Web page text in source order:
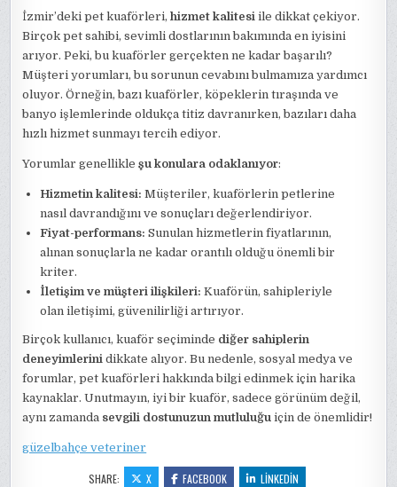
İzmir’deki pet kuaförleri,hizmet kalitesi ile dikkat çekiyor.
Birçok pet sahibi, sevimli dostlarının bakımında en iyisini
arıyor. Peki, bu kuaförler gerçekten ne kadar başarılı?
Müşteri yorumları, bu sorunun cevabını bulmamıza yardımcı
oluyor. Örneğin, bazı kuaförler, köpeklerin tıraşında ve
banyo işlemlerinde oldukça titiz davranırken, bazıları daha
hızlı hizmet sunmayı tercih ediyor.
Yorumlar genellikleşu konulara odaklanıyor:
Hizmetin kalitesi: Müşteriler, kuaförlerin petlerine
nasıl davrandığını ve sonuçları değerlendiriyor.
Fiyat-performans: Sunulan hizmetlerin fiyatlarının,
alınan sonuçlarla ne kadar orantılı olduğu önemli bir
kriter.
İletişim ve müşteri ilişkileri: Kuaförün, sahipleriyle
olan iletişimi, güvenilirliği artırıyor.
Birçok kullanıcı, kuaför seçiminde diğer sahiplerin
deneyimlerini dikkate alıyor. Bu nedenle, sosyal medya ve
forumlar, pet kuaförleri hakkında bilgi edinmek için harika
kaynaklar. Unutmayın, iyi bir kuaför, sadece görünüm değil,
aynı zamanda sevgili dostunuzun mutluluğu için de önemlidir!
güzelbahçe veteriner
SHARE: X FACEBOOK LINKEDIN